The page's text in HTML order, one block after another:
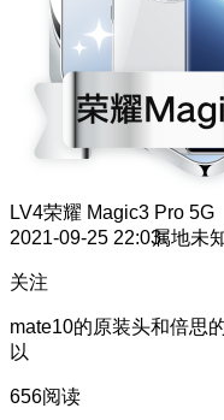
LV4荣耀 Magic3 Pro 5G
2021-09-25 22:03属地未
关注
mate10的原装头和倍思
以
656阅读